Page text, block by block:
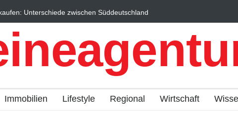
Unterschiede zwischen Süddeutschland
einfach erklärt
Wintersportorte als
Qualitätstourismus
Immobilien Lifestyle Regional Wirtschaft